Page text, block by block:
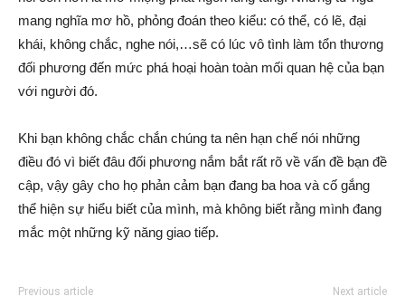
mang nghĩa mơ hồ, phỏng đoán theo kiểu: có thể, có lẽ, đại
khái, không chắc, nghe nói,…sẽ có lúc vô tình làm tổn thương
đối phương đến mức phá hoại hoàn toàn mối quan hệ của bạn
với người đó.
Khi bạn không chắc chắn chúng ta nên hạn chế nói những
điều đó vì biết đâu đối phương nắm bắt rất rõ về vấn đề bạn đề
cập, vậy gây cho họ phản cảm bạn đang ba hoa và cố gắng
thể hiện sự hiểu biết của mình, mà không biết rằng mình đang
mắc một những kỹ năng giao tiếp.
Previous article Next article